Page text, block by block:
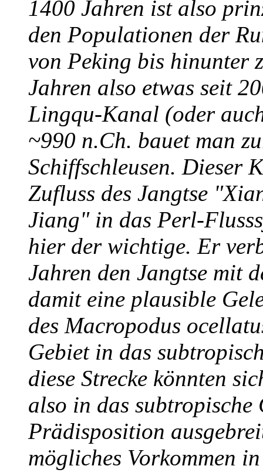
1400 Jahren ist also
den Populationen der
von Peking bis hinunter
Jahren also etwas seit
Lingqu-Kanal (oder
~990 n.Ch. bauet man
Schiffschleusen. Dieser
Zufluss des Jangtse
Jiang" in das Perl-
hier der wichtige. Er
Jahren den Jangtse mit
damit eine plausible
des Macropodus
Gebiet in das
diese Strecke könnten
also in das
Prädisposition
mögliches Vorkommen